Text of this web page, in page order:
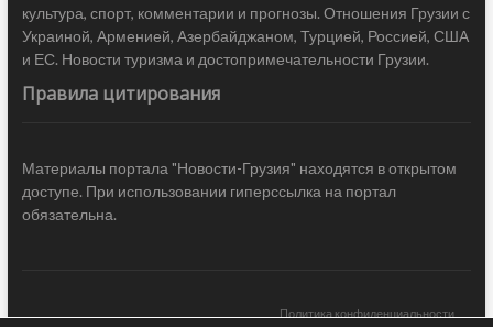
культура, спорт, комментарии и прогнозы. Отношения Грузии с
Украиной, Арменией, Азербайджаном, Турцией, Россией, США
и ЕС. Новости туризма и достопримечательности Грузии.
Правила цитирования
Материалы портала "Новости-Грузия" находятся в открытом
доступе. При использовании гиперссылка на портал
обязательна.
Политика конфиденциальности